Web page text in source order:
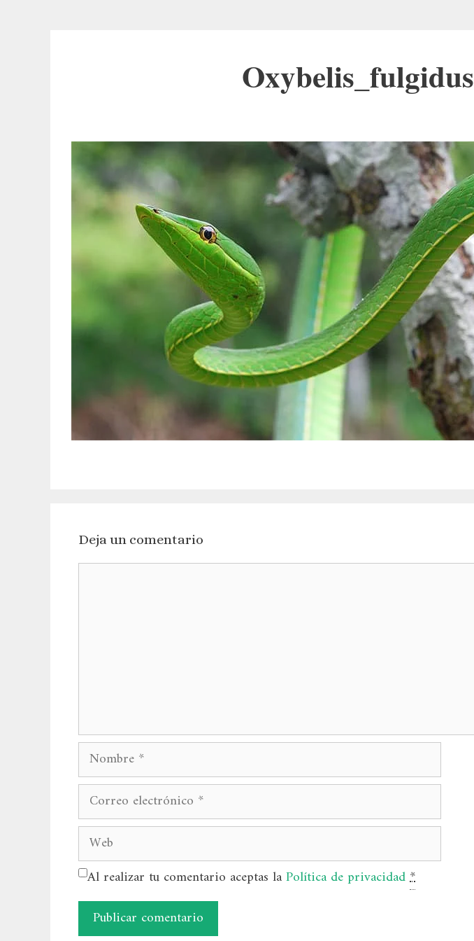
Oxybelis_fulgidus
Deja un comentario
Comentario
Nombre
Correo
electrónico
Web
Al realizar tu comentario aceptas laPolítica de privacidad*